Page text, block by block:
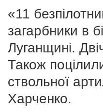
«11
загарбники в
Луганщині.
Також
ствольної
Харченко.